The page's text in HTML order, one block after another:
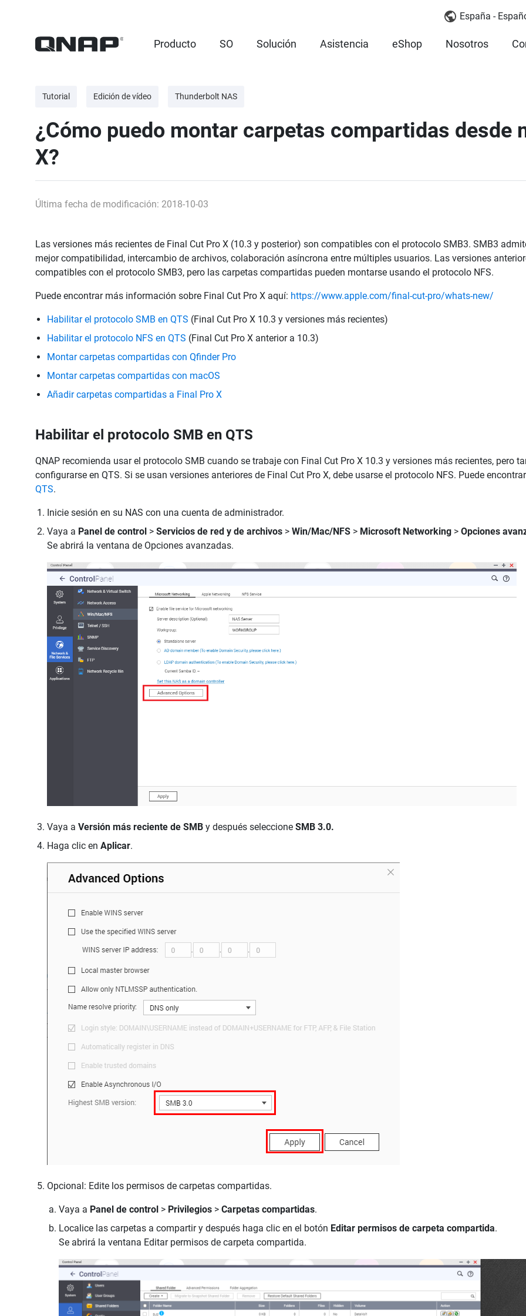
España -
Producto SO Solución Asistencia eShop Nosotros
Tutorial Edición de vídeo Thunderbolt NAS
¿Cómo puedo montar carpetas compartidas desde
X?
Última fecha de modificación: 2018-10-03
Las versiones más recientes de Final Cut Pro X (10.3 y posterior) son compatibles con el protocolo SMB3. SMB3
mejor compatibilidad, intercambio de archivos, colaboración asíncrona entre múltiples usuarios. Las versiones
compatibles con el protocolo SMB3, pero las carpetas compartidas pueden montarse usando el protocolo NFS.
Puede encontrar más información sobre Final Cut Pro X aquí: https://www.apple.com/final-cut-pro/whats-new/
Habilitar el protocolo SMB en QTS (Final Cut Pro X 10.3 y versiones más recientes)
Habilitar el protocolo NFS en QTS (Final Cut Pro X anterior a 10.3)
Montar carpetas compartidas con Qfinder Pro
Montar carpetas compartidas con macOS
Añadir carpetas compartidas a Final Pro X
Habilitar el protocolo SMB en QTS
QNAP recomienda usar el protocolo SMB cuando se trabaje con Final Cut Pro X 10.3 y versiones más recientes, pero
configurarse en QTS. Si se usan versiones anteriores de Final Cut Pro X, debe usarse el protocolo NFS. Puede
QTS.
Inicie sesión en su NAS con una cuenta de administrador.
Vaya a Panel de control > Servicios de red y de archivos > Win/Mac/NFS > Microsoft Networking > Opciones
Se abrirá la ventana de Opciones avanzadas.
Vaya a Versión más reciente de SMB y después seleccione SMB 3.0.
Haga clic en Aplicar.
Opcional: Edite los permisos de carpetas compartidas.
Vaya a Panel de control > Privilegios > Carpetas compartidas.
Localice las carpetas a compartir y después haga clic en el botón Editar permisos de carpeta compartida.
Se abrirá la ventana Editar permisos de carpeta compartida.